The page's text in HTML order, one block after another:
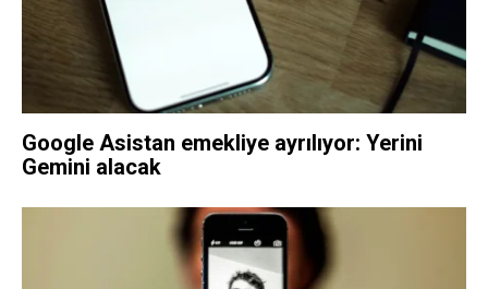
Google Asistan emekliye ayrılıyor: Yerini
Gemini alacak